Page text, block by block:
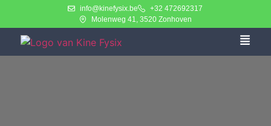
info@kinefysix.be
+32 472692317
Molenweg 41, 3520 Zonhoven